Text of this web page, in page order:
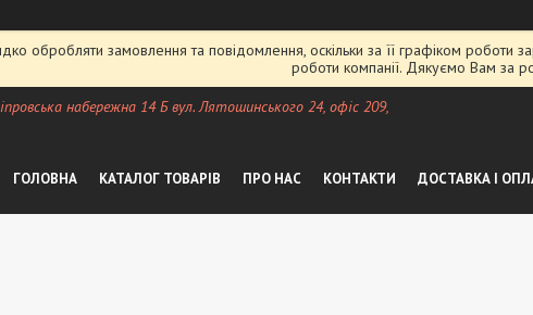
обробляти замовлення та повідомлення, оскільки за її графіком
роботи компанії. Дякуємо Вам за
набережна 14 Б вул. Лятошинського 24, офіс 209,
ГОЛОВНА КАТАЛОГ ТОВАРІВ ПРО НАС КОНТАКТИ ДОСТАВКА І